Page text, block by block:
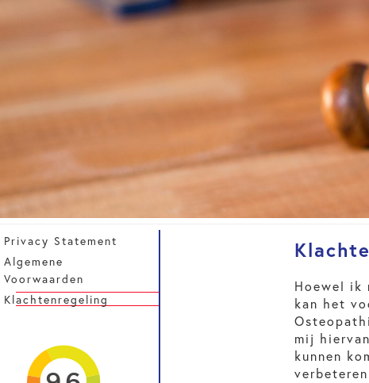
Privacy Statement
Algemene
Voorwaarden
Klachtenregeling
Hoewel ik
kan het
mij
kunnen